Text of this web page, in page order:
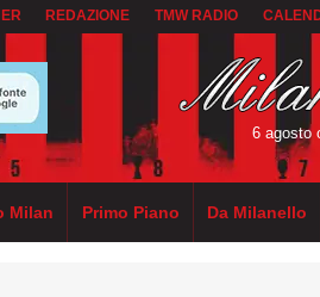
REDAZIONE TMW RADIO
6 agosto
Milan Primo Piano Da Milanello